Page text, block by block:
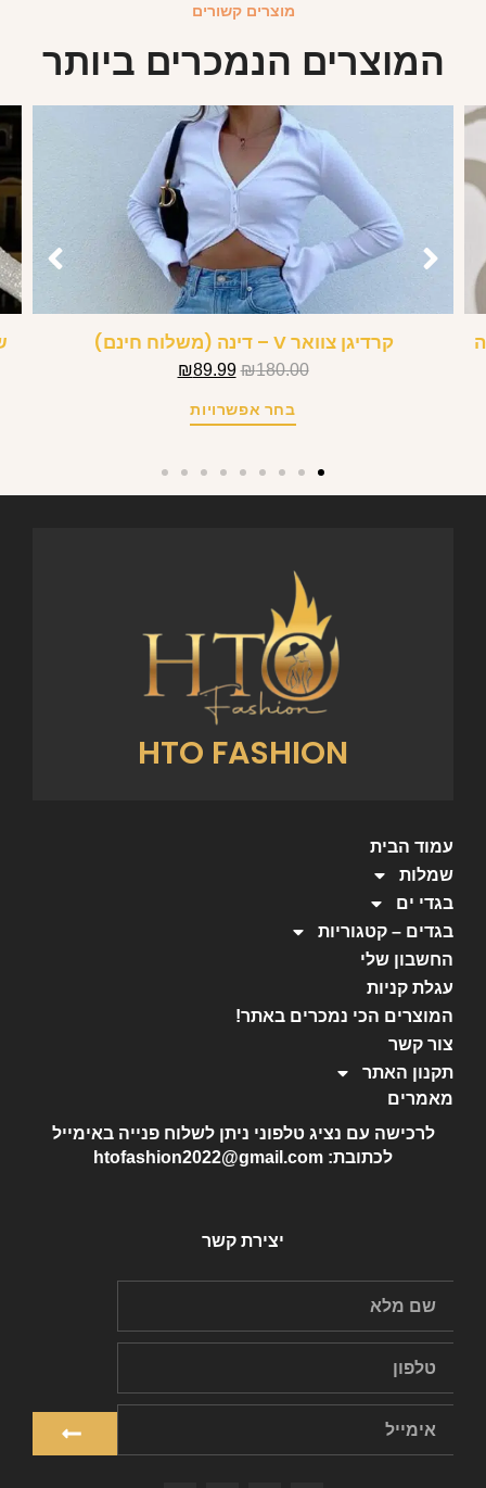
מוצרים קשורים
המוצרים הנמכרים ביותר
קרדיגן צוואר V – דינה (משלוח חינם)
₪180.00
₪89.99
בחר אפשרויות
HTO FASHION
עמוד הבית
שמלות
בגדי ים
בגדים – קטגוריות
החשבון שלי
עגלת קניות
המוצרים הכי נמכרים באתר!
צור קשר
תקנון האתר
מאמרים
לרכישה עם נציג טלפוני ניתן לשלוח פנייה באימייל
לכתובת: htofashion2022@gmail.com
יצירת קשר